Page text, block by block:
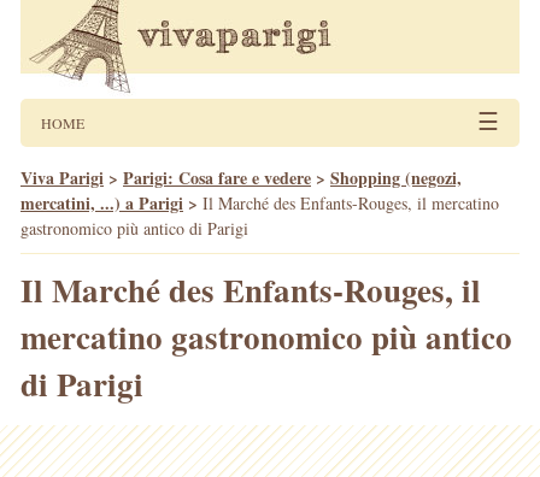
HOME ☰
Viva Parigi > Parigi: Cosa fare e vedere > Shopping (negozi,
mercatini, ...) a Parigi > Il Marché des Enfants-Rouges, il mercatino
gastronomico più antico di Parigi
Il Marché des Enfants-Rouges, il
mercatino gastronomico più antico
di Parigi